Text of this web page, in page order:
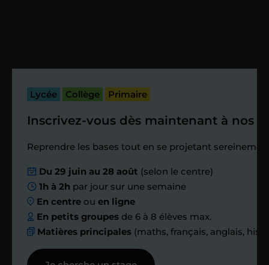
passé.
Étape 4
Nous planifions
ensemble des
échanges réguliers
Afin de suivre le travail et les progrès
Lycée Collège Primaire
Inscrivez-vous dès maintenant à nos
Reprendre les bases tout en se projetant
Du 29 juin au 28 août (selon le centre)
1h à 2h par jour sur une semaine
En centre ouen ligne
En petits groupes de 6 à 8 élèves max.
Matières principales (maths, français, anglais,